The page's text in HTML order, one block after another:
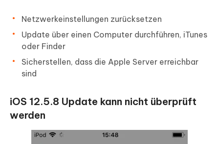
Netzwerkeinstellungen zurücksetzen
Update über einen Computer durchführen, iTunes
oder Finder
Sicherstellen, dass die Apple Server erreichbar
sind
iOS 12.5.8 Update kann nicht überprüft
werden